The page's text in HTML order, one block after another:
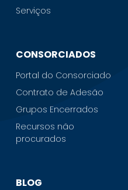
Serviços
CONSORCIADOS
Portal do Consorciado
Contrato de Adesão
Grupos Encerrados
Recursos não
procurados
BLOG